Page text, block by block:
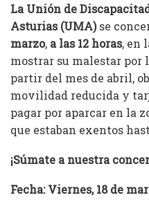
La Unión de
Asturias (UMA)se
marzo, a las 12 horas, en
mostrar su malestar por
partir del mes de abril,
movilidad reducida y
pagar por aparcar en la
que estaban exentos
¡Súmate a nuestra
Fecha: Viernes, 18 de